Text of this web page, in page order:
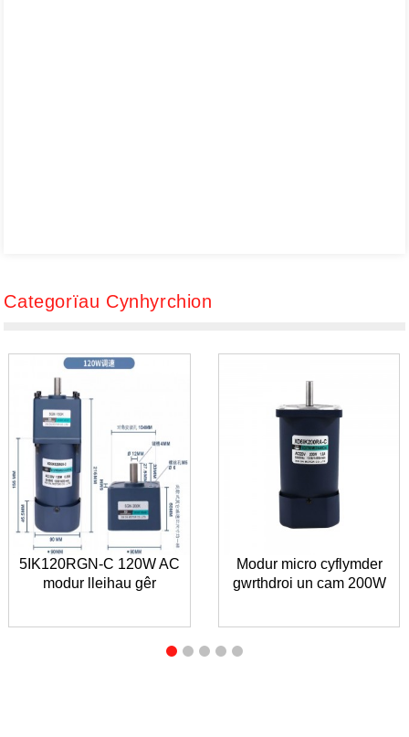
Categorïau Cynhyrchion
5IK120RGN-C 120W AC
modur lleihau gêr
Modur micro cyflymder
gwrthdroi un cam 200W